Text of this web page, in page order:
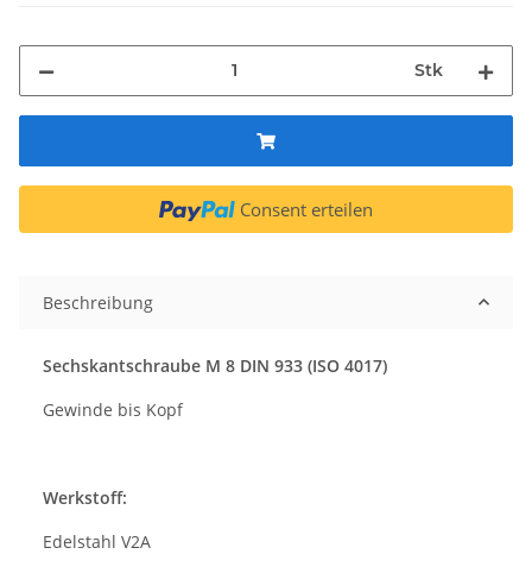
Stk
Consent erteilen
Beschreibung
Sechskantschraube M 8 DIN 933 (ISO 4017)
Gewinde bis Kopf
Werkstoff:
Edelstahl V2A